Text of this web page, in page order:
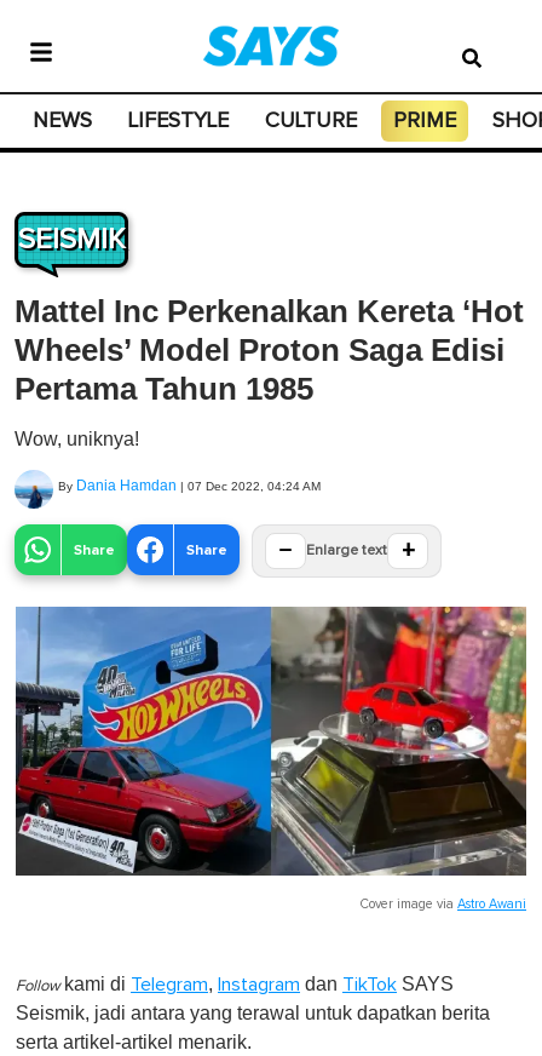
NEWS LIFESTYLE CULTURE PRIME
SEISMIK
Mattel Inc Perkenalkan Kereta ‘Hot
Wheels’ Model Proton Saga Edisi
Pertama Tahun 1985
Wow, uniknya!
By Dania Hamdan | 07 Dec 2022, 04:24 AM
Share Share − Enlarge text +
Cover image via Astro Awani
Follow kami di Telegram, Instagram dan TikTok SAYS
Seismik, jadi antara yang terawal untuk dapatkan berita
serta artikel-artikel menarik.